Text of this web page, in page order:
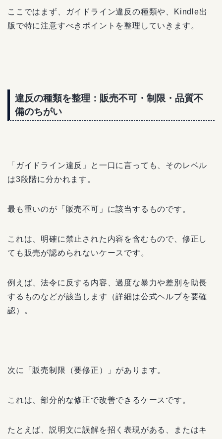
ここではまず、ガイドライン違反の種類や、Kindle出
版で特に注意すべきポイントを整理していきます。
違反の種類を整理：販売不可・制限・品質不
備のちがい
「ガイドライン違反」と一口に言っても、そのレベル
は3段階に分かれます。
最も重いのが「販売不可」に該当するものです。
これは、明確に禁止された内容を含むもので、修正し
ても販売が認められないケースです。
例えば、法令に反する内容、過度な暴力や差別を助長
するものなどが該当します（詳細は公式ヘルプを要確
認）。
次に「販売制限（要修正）」があります。
これは、部分的な修正で改善できるケースです。
たとえば、説明文に誤解を招く表現がある、またはキ